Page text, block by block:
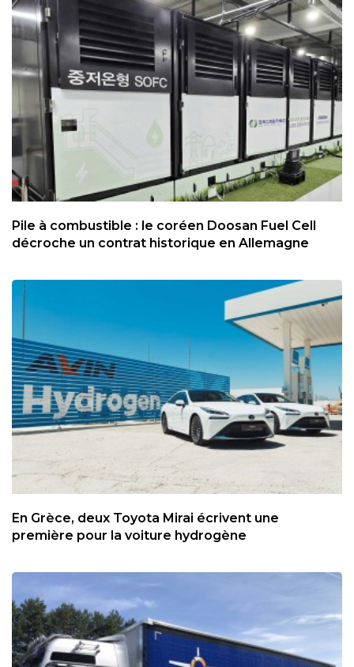
Pile à combustible : le coréen Doosan Fuel Cell
décroche un contrat historique en Allemagne
En Grèce, deux Toyota Mirai écrivent une
première pour la voiture hydrogène